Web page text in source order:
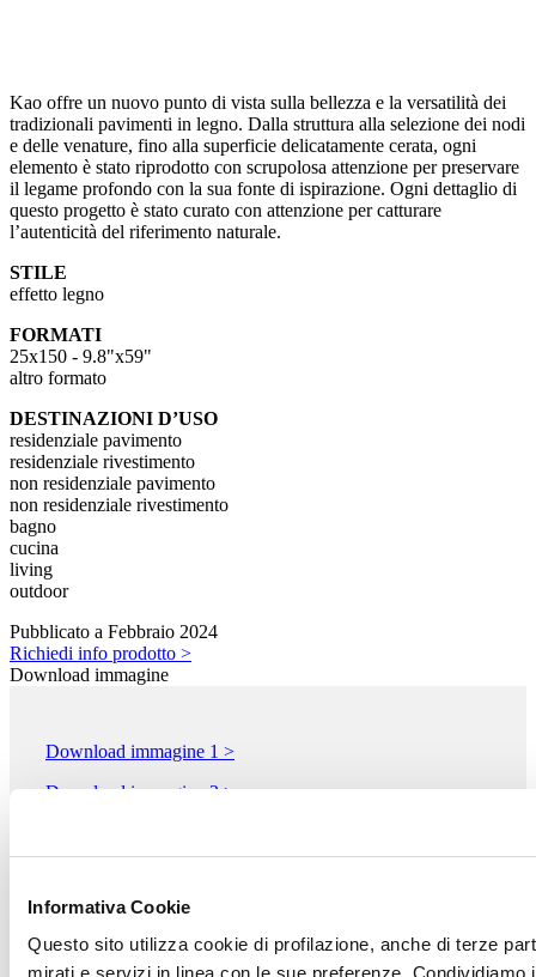
Informativa Cookie
Questo sito utilizza cookie di profilazione, anche di terze
mirati e servizi in linea con le sue preferenze.
Kao offre un nuovo punto di vista sulla bellezza e la versatilità dei
tradizionali pavimenti in legno. Dalla struttura alla selezione dei nodi
e delle venature, fino alla superficie delicatamente cerata, ogni
elemento è stato riprodotto con scrupolosa attenzione per preservare
il legame profondo con la sua fonte di ispirazione. Ogni dettaglio di
questo progetto è stato curato con attenzione per catturare
l’autenticità del riferimento naturale.
STILE
effetto legno
FORMATI
25x150 - 9.8"x59"
altro formato
DESTINAZIONI D’USO
residenziale pavimento
residenziale rivestimento
non residenziale pavimento
non residenziale rivestimento
bagno
cucina
living
outdoor
Pubblicato a Febbraio 2024
Richiedi info prodotto >
Download immagine
Download immagine 1 >
Download immagine 2 >
MIRAGE GRANITO CERAMICO S.p.A.
Via Giardini Nord, 225